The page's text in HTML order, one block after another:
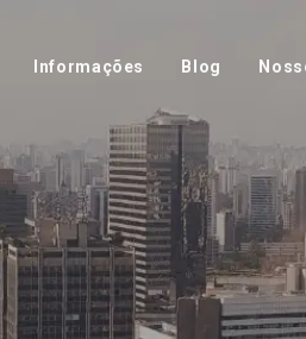
Informações Blog